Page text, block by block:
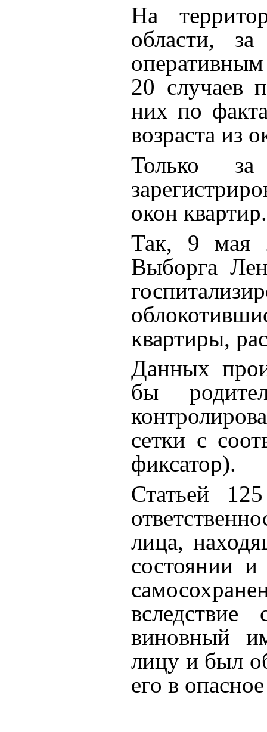
На
области,
20 случаев
них по
возраста из
Только
окон квартир.
Так, 9 мая
Выборга
квартиры,
Данных
бы
сетки с
фиксатор).
Статьей
лица,
состоянии
виновный
лицу и был
его в